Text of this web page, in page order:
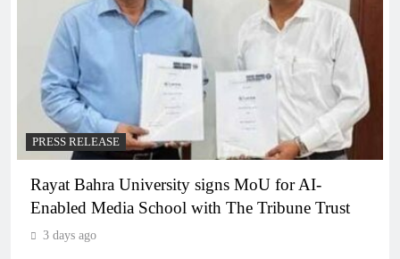
PRESS RELEASE
Rayat Bahra University signs MoU for AI-
Enabled Media School with The Tribune Trust
3 days ago